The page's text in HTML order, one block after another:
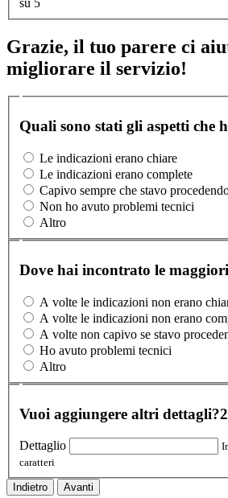
su 5
Grazie, il tuo parere ci
migliorare il servizio!
Quali sono stati gli aspetti che
Le indicazioni erano chiare
Le indicazioni erano complete
Capivo sempre che stavo
Non ho avuto problemi tecnici
Altro
Dove hai incontrato le
A volte le indicazioni non erano
A volte le indicazioni non erano
A volte non capivo se stavo
Ho avuto problemi tecnici
Altro
Vuoi aggiungere altri dettagli?
Dettaglio
caratteri
Indietro Avanti